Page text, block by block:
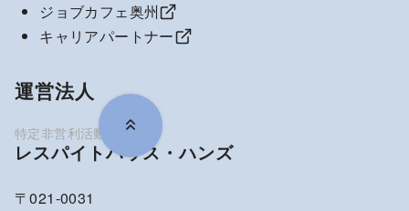
ジョブカフェ奥州
キャリアパートナー
運営法人
レスパイトハウス・ハンズ
〒021-0031